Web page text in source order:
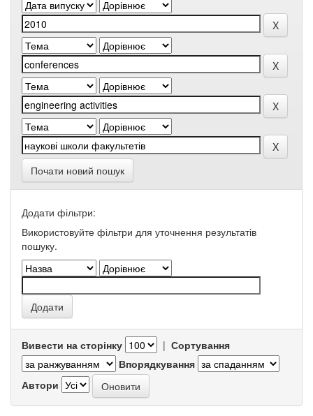
Почати новий пошук
Додати фільтри:
Використовуйте фільтри для уточнення результатів
пошуку.
Вивести на сторінку | Сортування
Впорядкування
Автори